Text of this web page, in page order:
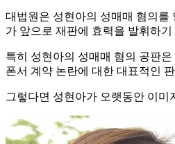
대법원은 성현아의 성매매 혐의를
가 앞으로 재판에 효력을 발휘하
특히 성현아의 성매매 혐의 공판
폰서 계약 논란에 대한 대표적인
그렇다면 성현아가 오랫동안 이